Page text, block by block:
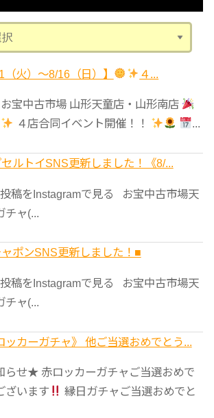
（火）～8/16（日）】 ４...
お宝中古市場 山形天童店・山形南店
４店合同イベント開催！！
...
ルトイSNS更新しました！《8/...
稿をInstagramで見る お宝中古市場天
ャ(...
ポンSNS更新しました！■
稿をInstagramで見る お宝中古市場天
チャ(...
ッカーガチャ》 他ご当選おめでとう...
せ★ 赤ロッカーガチャご当選おめで
ざいます
縁日ガチャご当選おめでと